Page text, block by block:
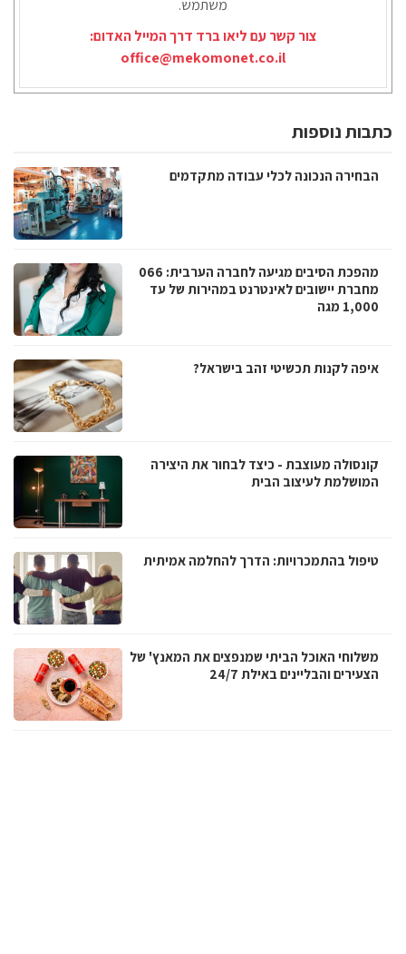
משתמש.
צור קשר עם ליאו ברד דרך המייל האדום:
office@mekomonet.co.il
כתבות נוספות
הבחירה הנכונה לכלי עבודה מתקדמים
מהפכת הסיבים מגיעה לחברה הערבית: 066
מחברת יישובים לאינטרנט במהירות של עד
1,000 מגה
איפה לקנות תכשיטי זהב בישראל?
קונסולה מעוצבת - כיצד לבחור את היצירה
המושלמת לעיצוב הבית
טיפול בהתמכרויות: הדרך להחלמה אמיתית
משלוחי האוכל הביתי שמנפצים את המאנץ' של
הצעירים והבליינים באילת 24/7